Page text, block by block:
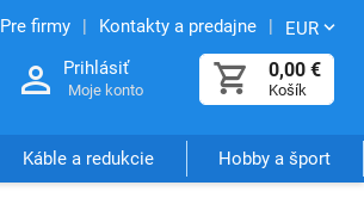
Pre firmy Kontakty a predajne EUR
0,00 €
Košík
Prihlásiť
Moje konto
Káble a redukcie Hobby a šport